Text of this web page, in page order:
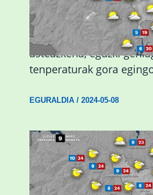
Eguraldiak hobera
asteazkena, eguzki
tenperaturak gora
EGURALDIA/ 2024-05-08